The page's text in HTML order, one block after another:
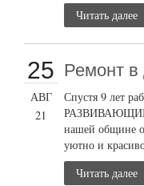
Читать далее
25
АВГ
21
Ремонт в
Спустя 9 лет
нашей общине
уютно и
Читать далее